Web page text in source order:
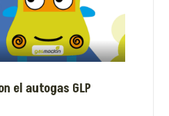
el autogas GLP